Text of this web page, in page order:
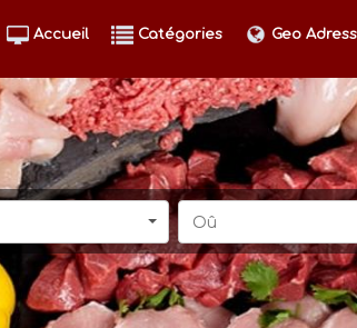
Accueil Catégories Geo
Oû